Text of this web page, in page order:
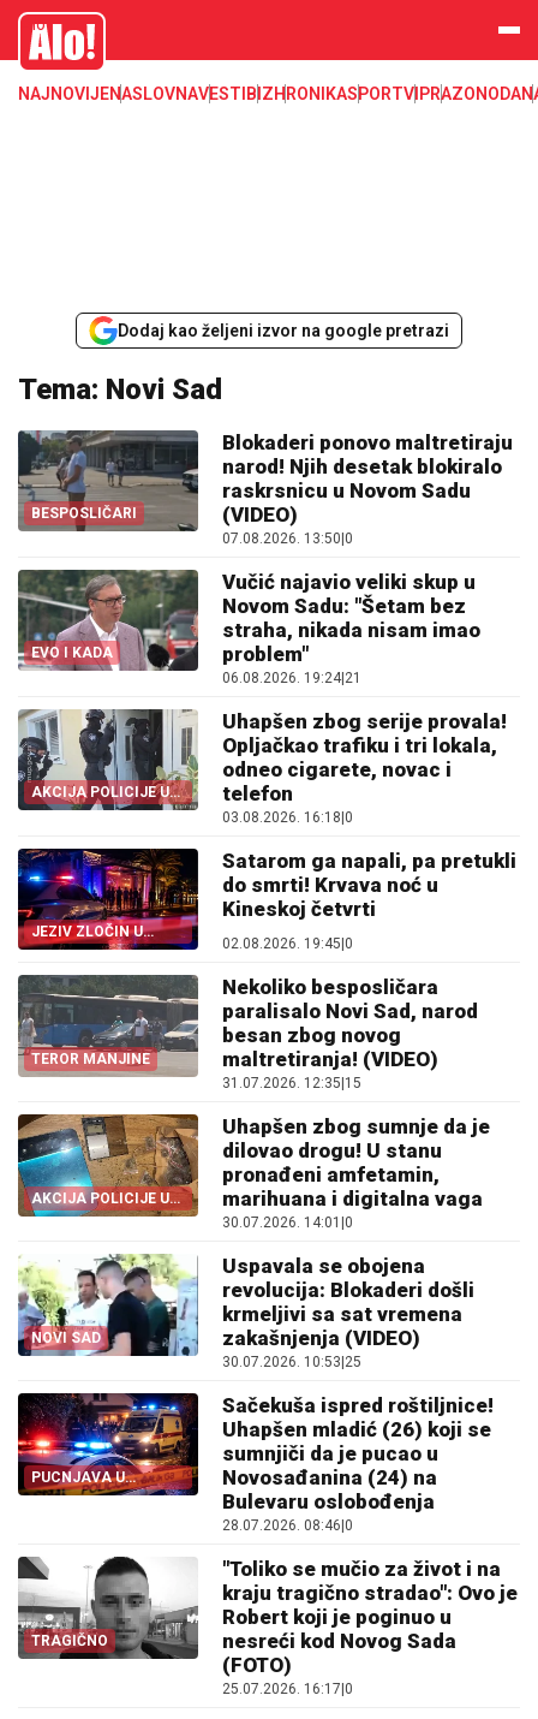
Alo
NAJNOVIJENASLOVNAVESTI BIZHRONIKASPORTVIPRAZONODA
Dodaj kao željeni izvor na google pretrazi
Tema: Novi Sad
BESPOSLIČARI
Blokaderi ponovo maltretiraju
narod! Njih desetak blokiralo
raskrsnicu u Novom Sadu
(VIDEO)
07.08.2026. 13:50 0
EVO I KADA
Vučić najavio veliki skup u
Novom Sadu: "Šetam bez
straha, nikada nisam imao
problem"
06.08.2026. 19:24 21
AKCIJA POLICIJE U
NOVOM SADU
Uhapšen zbog serije provala!
Opljačkao trafiku i tri lokala,
odneo cigarete, novac i
telefon
03.08.2026. 16:18 0
JEZIV ZLOČIN U
NOVOM SADU
Satarom ga napali, pa pretukli
do smrti! Krvava noć u
Kineskoj četvrti
02.08.2026. 19:45 0
TEROR MANJINE
Nekoliko besposličara
paralisalo Novi Sad, narod
besan zbog novog
maltretiranja! (VIDEO)
31.07.2026. 12:35 15
AKCIJA POLICIJE U
NOVOM SADU
Uhapšen zbog sumnje da je
dilovao drogu! U stanu
pronađeni amfetamin,
marihuana i digitalna vaga
30.07.2026. 14:01 0
NOVI SAD
Uspavala se obojena
revolucija: Blokaderi došli
krmeljivi sa sat vremena
zakašnjenja (VIDEO)
30.07.2026. 10:53 25
PUCNJAVA U
CENTRU NOVOG
Sačekuša ispred roštiljnice!
Uhapšen mladić (26) koji se
sumnjiči da je pucao u
Novosađanina (24) na
Bulevaru oslobođenja
28.07.2026. 08:46 0
TRAGIČNO
"Toliko se mučio za život i na
kraju tragično stradao": Ovo je
Robert koji je poginuo u
nesreći kod Novog Sada
(FOTO)
25.07.2026. 16:17 0